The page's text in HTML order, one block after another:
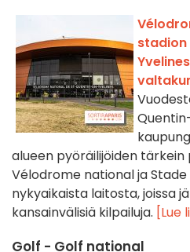
alueen pyöräilijöiden tärkein
Vélodrome national ja Stade
nykyaikaista laitosta, joissa
kansainvälisiä kilpailuja. [Lue
Golf - Golf national